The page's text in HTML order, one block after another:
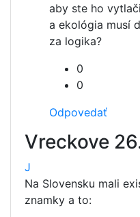
aby ste ho
a ekológia musí
za logika?
0
0
Odpovedať
Vreckove
J
Na Slovensku mali
znamky a to: